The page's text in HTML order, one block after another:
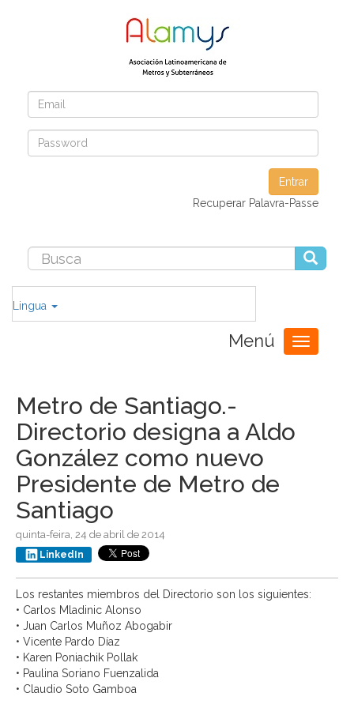
Entrar
Recuperar Palavra-Passe
Lingua
Menú
Toggle
navigation
Metro de Santiago.-
Directorio designa a Aldo
González como nuevo
Presidente de Metro de
Santiago
quinta-feira, 24 de abril de 2014
LinkedIn
Los restantes miembros del Directorio son los siguientes:
• Carlos Mladinic Alonso
• Juan Carlos Muñoz Abogabir
• Vicente Pardo Díaz
• Karen Poniachik Pollak
• Paulina Soriano Fuenzalida
• Claudio Soto Gamboa